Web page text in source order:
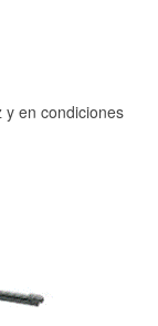
y en condiciones